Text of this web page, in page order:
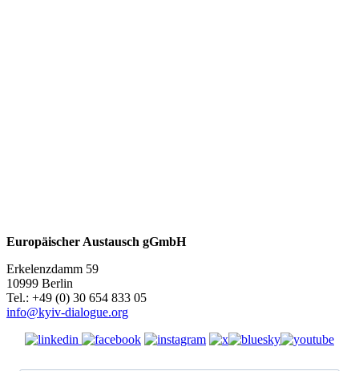
Europäischer Austausch gGmbH
Erkelenzdamm 59
10999 Berlin
Теl.: +49 (0) 30 654 833 05
info@kyiv-dialogue.org